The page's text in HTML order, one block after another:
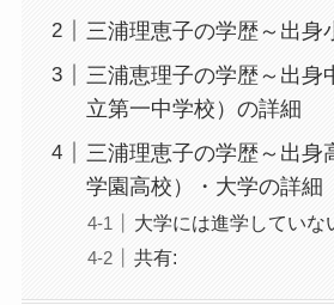
三浦理恵子の学歴～出身
三浦恵理子の学歴～出身
立第一中学校）の詳細
三浦理恵子の学歴～出身
学園高校）・大学の詳細
大学には進学していな
共有: